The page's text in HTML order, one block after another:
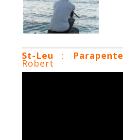
St-Leu : Parapente
Robert